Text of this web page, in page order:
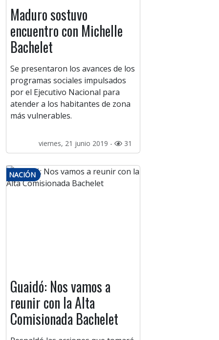
Maduro sostuvo
encuentro con Michelle
Bachelet
Se presentaron los avances de los
programas sociales impulsados
por el Ejecutivo Nacional para
atender a los habitantes de zona
más vulnerables.
viernes, 21 junio 2019 - 31
NACIÓN
Guaidó: Nos vamos a
reunir con la Alta
Comisionada Bachelet